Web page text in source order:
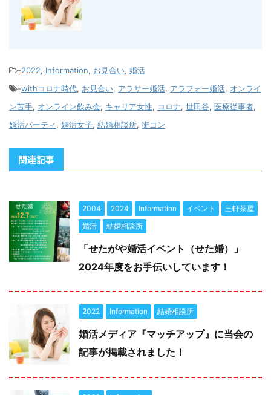
-2022, Information, お見合い, 婚活
-withコロナ時代, お見合い, アラサー婚活, アラフォー婚活, オンライ
ン苦手, オンライン飲み会, キャリア女性, コロナ, 世田谷, 医療従事者,
婚活パーティ, 婚活女子, 結婚相談所, 街コン
関連記事
2004 2024 Information イベント
三軒茶屋
婚活
結婚相談所
「せたがや婚活イベント（せた婚）」
2024年度をお手伝いしています！
2022 Information 結婚相談所
婚活メディア『マッチアップ』に当会の
記事が掲載されました！